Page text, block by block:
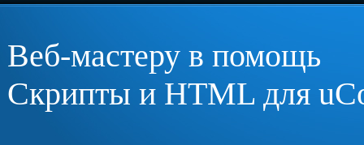
Веб-мастеру в помощь
Скрипты и HTML для